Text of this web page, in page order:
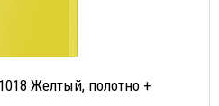
Желтый, полотно +